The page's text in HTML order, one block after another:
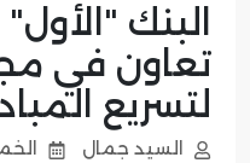
البنك
تعاون في
لتسريع
السيد جمال
الخميس ٢٦